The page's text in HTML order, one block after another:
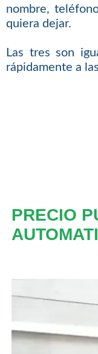
nombre,
quiera dejar.
Las tres son
rápidamente a
PRECIO